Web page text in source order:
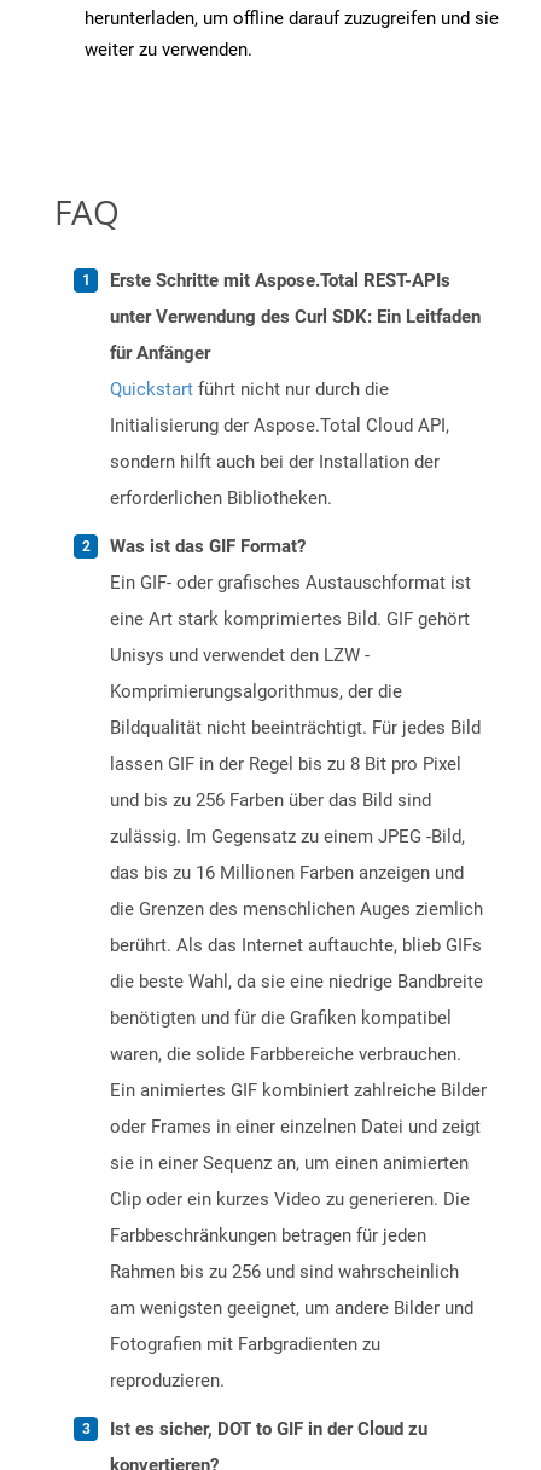
herunterladen, um offline darauf zuzugreifen und sie
weiter zu verwenden.
FAQ
Erste Schritte mit Aspose.Total REST-APIs
unter Verwendung des Curl SDK: Ein Leitfaden
für Anfänger
Quickstart führt nicht nur durch die
Initialisierung der Aspose.Total Cloud API,
sondern hilft auch bei der Installation der
erforderlichen Bibliotheken.
Was ist das GIF Format?
Ein GIF- oder grafisches Austauschformat ist
eine Art stark komprimiertes Bild. GIF gehört
Unisys und verwendet den LZW -
Komprimierungsalgorithmus, der die
Bildqualität nicht beeinträchtigt. Für jedes Bild
lassen GIF in der Regel bis zu 8 Bit pro Pixel
und bis zu 256 Farben über das Bild sind
zulässig. Im Gegensatz zu einem JPEG -Bild,
das bis zu 16 Millionen Farben anzeigen und
die Grenzen des menschlichen Auges ziemlich
berührt. Als das Internet auftauchte, blieb GIFs
die beste Wahl, da sie eine niedrige Bandbreite
benötigten und für die Grafiken kompatibel
waren, die solide Farbbereiche verbrauchen.
Ein animiertes GIF kombiniert zahlreiche Bilder
oder Frames in einer einzelnen Datei und zeigt
sie in einer Sequenz an, um einen animierten
Clip oder ein kurzes Video zu generieren. Die
Farbbeschränkungen betragen für jeden
Rahmen bis zu 256 und sind wahrscheinlich
am wenigsten geeignet, um andere Bilder und
Fotografien mit Farbgradienten zu
reproduzieren.
Ist es sicher, DOT to GIF in der Cloud zu
konvertieren?